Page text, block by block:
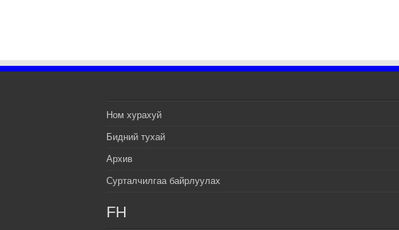
Ном хурахуй
Бидний тухай
Архив
Сурталчилгаа байрлуулах
FH